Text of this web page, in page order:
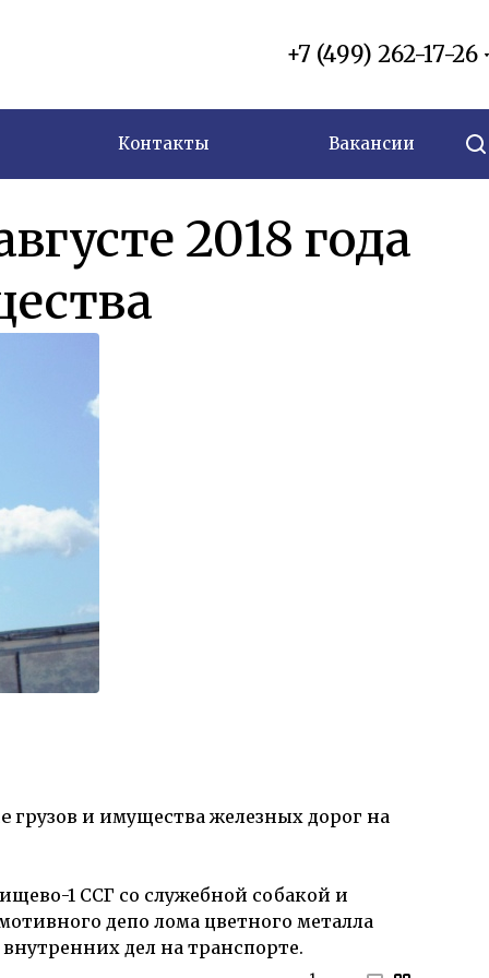
+7 (499) 262-17-26
Контакты Вакансии
2018 года
грузов и имущества железных дорог на
1 ССГ со служебной собакой и
депо лома цветного металла
дел на транспорте.